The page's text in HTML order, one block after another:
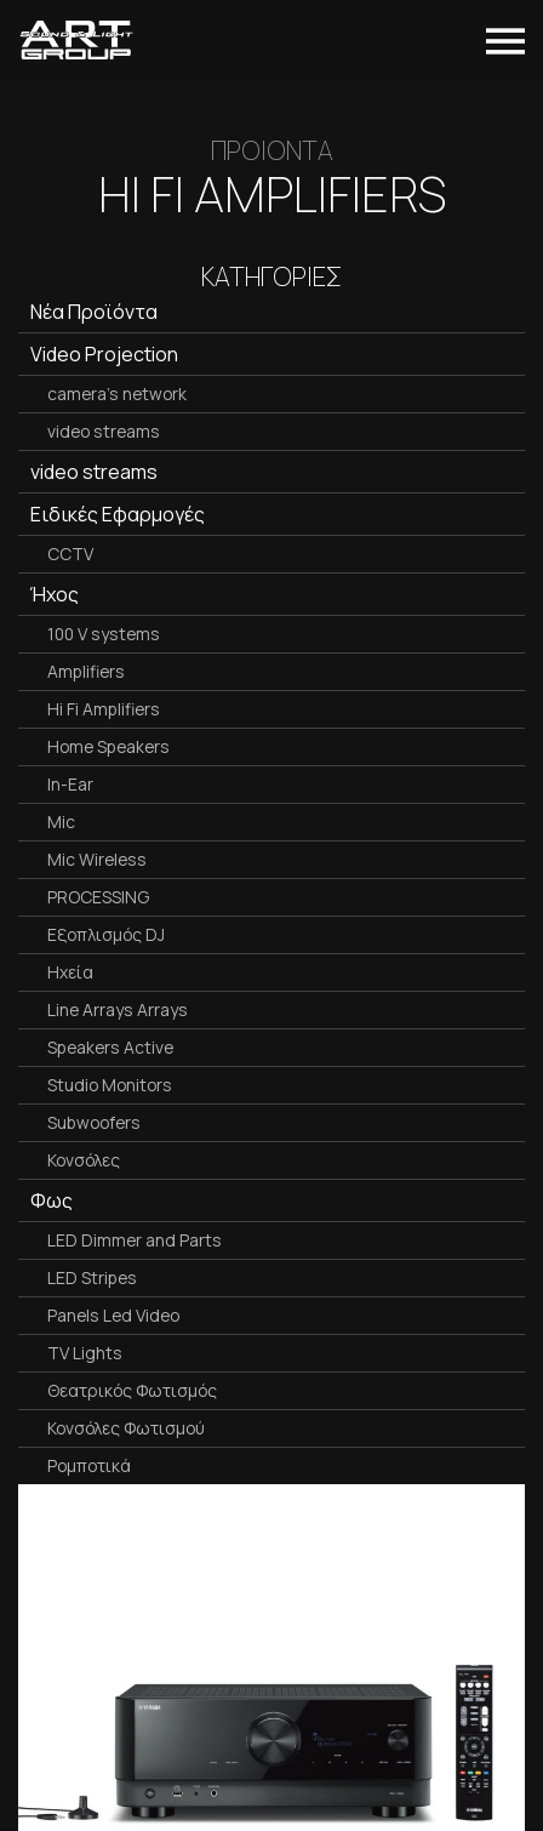
ΠΡΟΙΟΝΤΑ
HI FI AMPLIFIERS
ΚΑΤΗΓΟΡΙΕΣ
Νέα Προϊόντα
Video Projection
camera's network
video streams
video streams
Ειδικές Εφαρμογές
CCTV
Ήχος
100 V systems
Amplifiers
Hi Fi Amplifiers
Home Speakers
In-Ear
Mic
Mic Wireless
PROCESSING
Εξοπλισμός DJ
Ηχεία
Line Arrays Arrays
Speakers Active
Studio Monitors
Subwoofers
Κονσόλες
Φως
LED Dimmer and Parts
LED Stripes
Panels Led Video
TV Lights
Θεατρικός Φωτισμός
Κονσόλες Φωτισμού
Ρομποτικά